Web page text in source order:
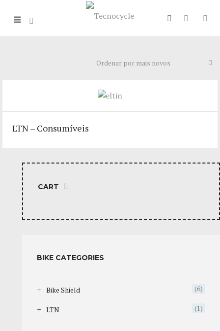
LTN – Consumíveis
CART
BIKE CATEGORIES
Bike Shield (6)
LTN (1)